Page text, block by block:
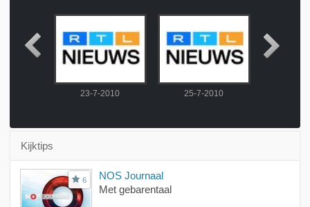
23-7-2010 25-7-2010
Kijktips
6
NOS Journaal
Met gebarentaal